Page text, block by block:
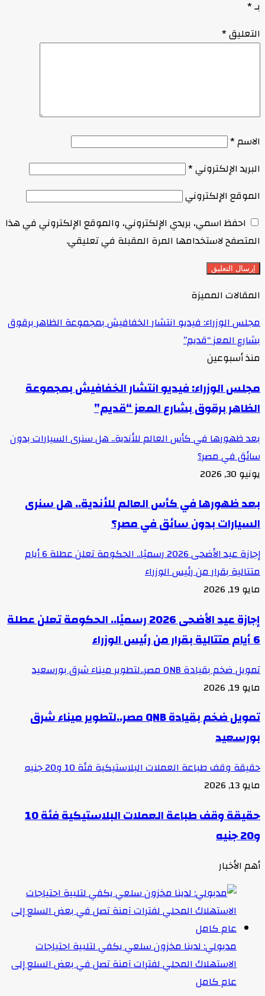
بـ*
التعليق*
الاسم*
البريد الإلكتروني*
الموقع الإلكتروني
احفظ اسمي، بريدي الإلكتروني، والموقع الإلكتروني في هذا
المتصفح لاستخدامها المرة المقبلة في تعليقي.
المقالات المميزة
مجلس الوزراء: فيديو انتشار الخفافيش بمجموعة الظاهر برقوق
بشارع المعز “قديم”
منذ أسبوعين
مجلس الوزراء: فيديو انتشار الخفافيش بمجموعة
الظاهر برقوق بشارع المعز “قديم”
بعد ظهورها في كأس العالم للأندية.. هل سنرى السيارات بدون
سائق في مصر؟
يونيو 30, 2026
بعد ظهورها في كأس العالم للأندية.. هل سنرى
السيارات بدون سائق في مصر؟
إجازة عيد الأضحى 2026 رسميًا.. الحكومة تعلن عطلة 6 أيام
متتالية بقرار من رئيس الوزراء
مايو 19, 2026
إجازة عيد الأضحى 2026 رسميًا.. الحكومة تعلن عطلة
6 أيام متتالية بقرار من رئيس الوزراء
تمويل ضخم بقيادة QNB مصر..لتطوير ميناء شرق بورسعيد
مايو 19, 2026
تمويل ضخم بقيادة QNB مصر..لتطوير ميناء شرق
بورسعيد
حقيقة وقف طباعة العملات البلاستيكية فئة 10 و20 جنيه
مايو 13, 2026
حقيقة وقف طباعة العملات البلاستيكية فئة 10
و20 جنيه
أهم الأخبار
مدبولي: لدينا مخزون سلعي يكفي لتلبية احتياجات
الاستهلاك المحلي لفترات آمنة تصل في بعض السلع إلى
عام كامل